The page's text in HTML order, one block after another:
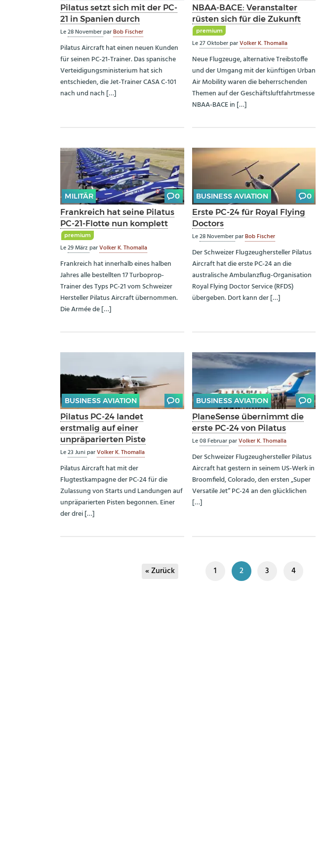
Pilatus setzt sich mit der PC-
21 in Spanien durch
Le28 NovemberparBob Fischer
Pilatus Aircraft hat einen neuen Kunden
für seinen PC-21-Trainer. Das spanische
Verteidigungsministerium hat sich
entschieden, die Jet-Trainer CASA C-101
nach und nach […]
NBAA-BACE: Veranstalter
rüsten sich für die Zukunft
premium
Le27 OktoberparVolker K. Thomalla
Neue Flugzeuge, alternative Treibstoffe
und der Umgang mit der künftigen Urban
Air Mobility waren die beherrschenden
Themen auf der Geschäftsluftfahrtmesse
NBAA-BACE in […]
MILITÄR 0
Frankreich hat seine Pilatus
PC-21-Flotte nun komplett
premium
Le29 März parVolker K. Thomalla
Frankreich hat innerhalb eines halben
Jahres alle bestellten 17 Turboprop-
Trainer des Typs PC-21 vom Schweizer
Hersteller Pilatus Aircraft übernommen.
Die Armée de […]
BUSINESS AVIATION 0
Erste PC-24 für Royal Flying
Doctors
Le28 NovemberparBob Fischer
Der Schweizer Flugzeughersteller Pilatus
Aircraft hat die erste PC-24 an die
australische Ambulanzflug-Organisation
Royal Flying Doctor Service (RFDS)
übergeben. Dort kann der […]
BUSINESS AVIATION 0
Pilatus PC-24 landet
erstmalig auf einer
unpräparierten Piste
Le23 Juni parVolker K. Thomalla
Pilatus Aircraft hat mit der
Flugtestkampagne der PC-24 für die
Zulassung von Starts und Landungen auf
unpräparierten Pisten begonnen. Einer
der drei […]
BUSINESS AVIATION 0
PlaneSense übernimmt die
erste PC-24 von Pilatus
Le08 FebruarparVolker K. Thomalla
Der Schweizer Flugzeughersteller Pilatus
Aircraft hat gestern in seinem US-Werk in
Broomfield, Colorado, den ersten „Super
Versatile Jet“ PC-24 an den glücklichen
[…]
« Zurück 1 2 3 4